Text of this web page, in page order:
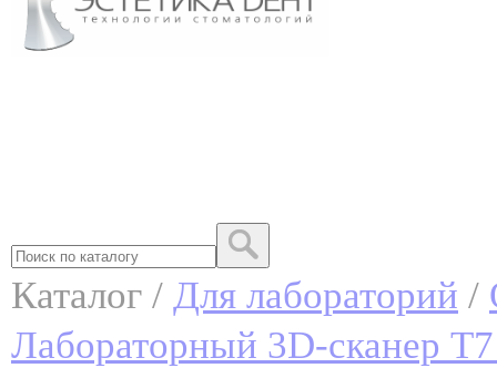
Каталог / Для лабораторий /
Лабораторный 3D-сканер